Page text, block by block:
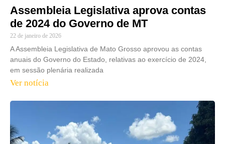
Assembleia Legislativa aprova contas
de 2024 do Governo de MT
22 de janeiro de 2026
A Assembleia Legislativa de Mato Grosso aprovou as contas
anuais do Governo do Estado, relativas ao exercício de 2024,
em sessão plenária realizada
Ver notícia